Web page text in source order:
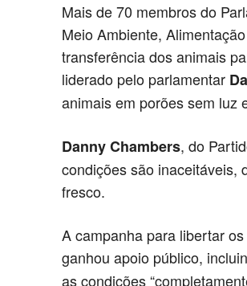
Mais de 70 membros do
Meio Ambiente,
transferência dos animais
liderado pelo parlamentar
animais em porões sem luz
Danny Chambers, do
condições são inaceitáveis,
fresco.
A campanha para libertar
ganhou apoio público,
as condições